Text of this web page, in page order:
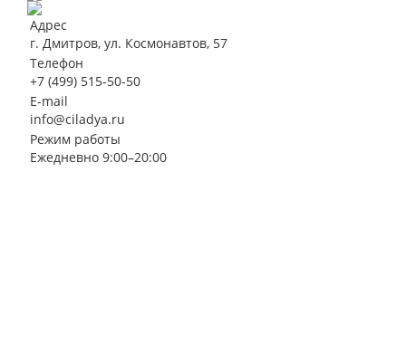
Адрес
г. Дмитров, ул. Космонавтов, 57
Телефон
+7 (499) 515-50-50
E-mail
info@ciladya.ru
Режим работы
Ежедневно 9:00–20:00